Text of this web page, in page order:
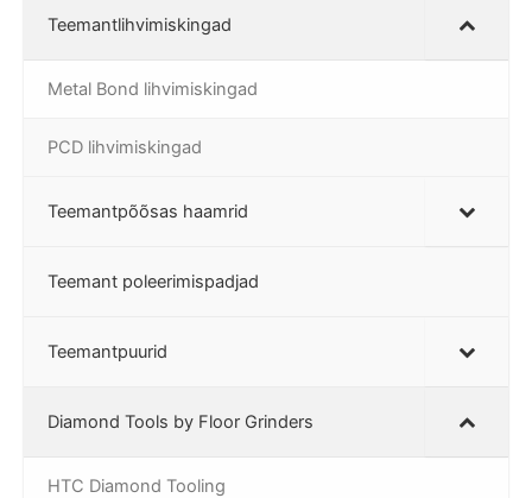
Teemantlihvimiskingad
Metal Bond lihvimiskingad
PCD lihvimiskingad
Teemantpõõsas haamrid
Teemant poleerimispadjad
Teemantpuurid
Diamond Tools by Floor Grinders
HTC Diamond Tooling